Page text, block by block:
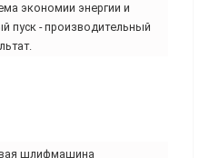
экономии энергии и
пуск - производительный
шлифмашина